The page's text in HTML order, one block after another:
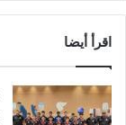
اقرأ أيضا